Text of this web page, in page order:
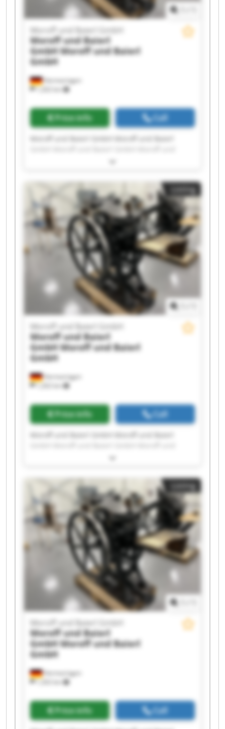
Hermaringen
1,202 km
Moroff und Baierl GmbH
Moroff und Baierl
GmbHMoroff und Baierl
GmbH
Price info Call
Moroff und Baierl GmbH Moroff und Baierl
Baierl GmbH Moroff und Baierl GmbH Moroff
Moroff und Baierl GmbH Moroff und Baierl
GmbH Moroff und Baierl GmbH Moroff und
Baierl GmbH Moroff und Baierl GmbH Moroff
und Baierl GmbH Moroff und Baierl GmbH
Moroff und Baierl GmbH Moroff und Baierl
GmbH Moroff und Baierl GmbH Moroff und
Baierl GmbH Moroff und Baierl GmbH Moroff
und Baierl GmbH
Listing
Hermaringen
1,202 km
Moroff und Baierl GmbH
Moroff und Baierl
GmbHMoroff und Baierl
GmbH
Price info Call
Moroff und Baierl GmbH Moroff und Baierl
Baierl GmbH Moroff und Baierl GmbH Moroff
Moroff und Baierl GmbH Moroff und Baierl
GmbH Moroff und Baierl GmbH Moroff und
Baierl GmbH Moroff und Baierl GmbH Moroff
und Baierl GmbH Moroff und Baierl GmbH
Moroff und Baierl GmbH Moroff und Baierl
GmbH Moroff und Baierl GmbH Moroff und
Baierl GmbH Moroff und Baierl GmbH Moroff
und Baierl GmbH
Listing
Hermaringen
1,202 km
Moroff und Baierl GmbH
Moroff und Baierl
GmbHMoroff und Baierl
GmbH
Price info Call